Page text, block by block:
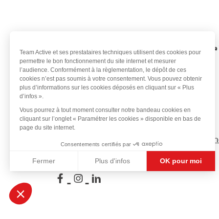
Ce contenu vous a été utile
Qui
Suivez-nous sur
Suivez-nous sur
Suivez-nous sur
Team Active et ses prestataires techniques utilisent des cookies pour
permettre le bon fonctionnement du site internet et mesurer
l’audience. Conformément à la règlementation, le dépôt de ces
cookies n’est pas soumis à votre consentement. Vous pouvez obtenir
plus d’informations sur les cookies déposés en cliquant sur « Plus
d’infos ».
Vous pourrez à tout moment consulter notre bandeau cookies en
cliquant sur l’onglet « Paramétrer les cookies » disponible en bas de
page du site internet.
Consentements certifiés par
Fermer Plus d'infos OK pour moi
Axeptio consent
Plateforme de Gestion du Consentement :
Notre plateforme vous permet d'adapter et de gérer